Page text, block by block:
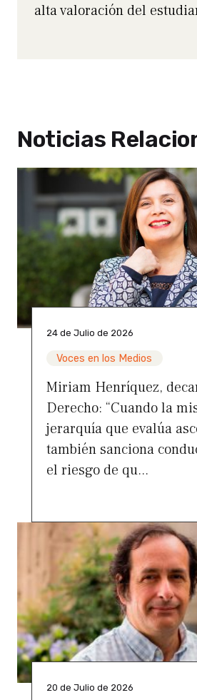
alta valoración del
Noticias
24 de Julio de 2026
Voces en los Medios
Miriam Henríquez,
Derecho: “Cuando la
jerarquía que evalúa
también sanciona
el riesgo de qu...
20 de Julio de 2026